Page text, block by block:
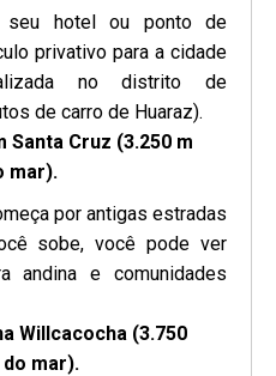
seu hotel ou ponto de
privativo para a cidade
no distrito de
de carro de Huaraz).
Santa Cruz (3.250 m
mar).
por antigas estradas
sobe, você pode ver
andina e comunidades
Willcacocha (3.750
mar).